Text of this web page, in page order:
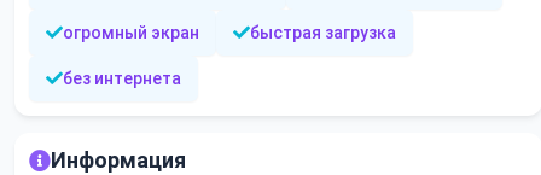
огромный экран быстрая загрузка
без интернета
Информация